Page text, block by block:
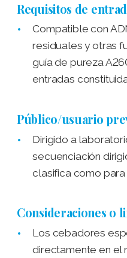
Requisitos de
Compatible con
residuales y otras
guía de pureza
entradas
Público/usuario
Dirigido a
secuenciación
clasifica como
Consideraciones o
Los cebadores
directamente en el